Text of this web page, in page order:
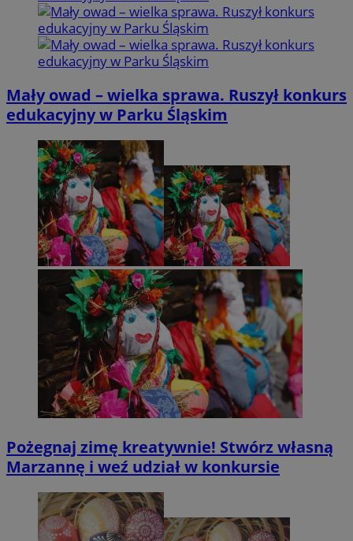
Mały owad – wielka sprawa. Ruszył konkurs
edukacyjny w Parku Śląskim
Pożegnaj zimę kreatywnie! Stwórz własną
Marzannę i weź udział w konkursie